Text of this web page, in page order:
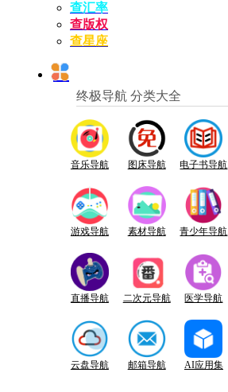
查汇率
查版权
查星座
终极导航 分类大全
音乐导航 图床导航 电子书导航
游戏导航 素材导航 青少年导航
直播导航 二次元导航 医学导航
云盘导航 邮箱导航 AI应用集